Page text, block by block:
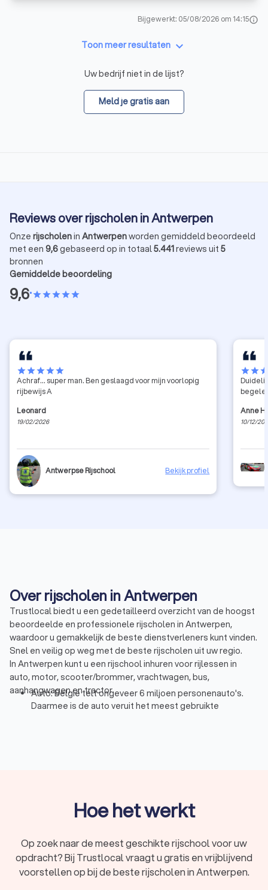
Bijgewerkt: 05/08/2026 om 14:15info
Toon meer resultaten keyboard_arrow_down
Uw bedrijf niet in de lijst?
Meld je gratis aan
Reviews over rijscholen in Antwerpen
Onze rijscholenin Antwerpenworden gemiddeld beoordeeld
met een 9,6gebaseerd op in totaal5.441reviews uit 5
bronnen
Gemiddelde beoordeling
9,6•starstarstarstarstar
starstarstarstarstar
Achraf… super man. Ben geslaagd voor mijn voorlopig
rijbewijs A
Leonard
19/02/2026
Antwerpse Rijschool Bekijk profiel
starstar
Anne
10/12/
Over rijscholen in Antwerpen
Trustlocal biedt u een gedetailleerd overzicht van de hoogst
beoordeelde en professionele rijscholen in Antwerpen,
waardoor u gemakkelijk de beste dienstverleners kunt vinden.
Snel en veilig op weg met de beste rijscholen uit uw regio.
In Antwerpen kunt u een rijschool inhuren voor rijlessen in
auto, motor, scooter/brommer, vrachtwagen, bus,
aanhangwagen en tractor.
Auto: België telt ongeveer 6 miljoen personenauto's.
Daarmee is de auto veruit het meest gebruikte
het behalen van het rijbewijs. U kunt ook kiezen om te
leren rijden in een automaat, of het nu om persoonlijke
Motor: voor het motorrijbewijs is vaak iets meer training
nodig dan voor een auto, gewoonweg vanwege hoe
kwetsbaar een motorrijder is in het verkeer. Het is dus
Hoe het werkt
Op zoek naar de meest geschikte rijschool voor uw
opdracht? Bij Trustlocal vraagt u gratis en vrijblijvend
voorstellen op bij de beste rijscholen in Antwerpen.